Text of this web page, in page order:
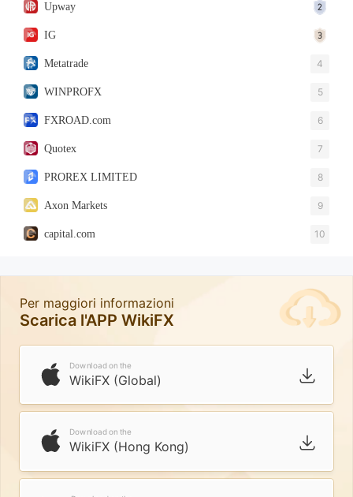
Upway
IG
Metatrade 4
WINPROFX 5
FXROAD.com 6
Quotex 7
PROREX LIMITED 8
Axon Markets 9
capital.com 10
Per maggiori informazioni
Scarica l'APP WikiFX
Download on the
WikiFX (Global)
Download on the
WikiFX (Hong Kong)